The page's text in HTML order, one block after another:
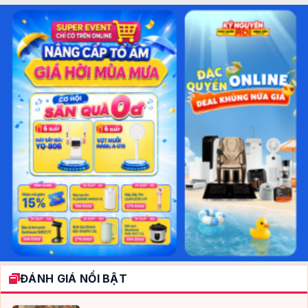
ĐÁNH GIÁ NỔI BẬT